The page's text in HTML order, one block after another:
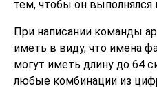
тем, чтобы он выполнялся
При написании команды
иметь в виду, что имена
могут иметь длину до 64
любые комбинации из